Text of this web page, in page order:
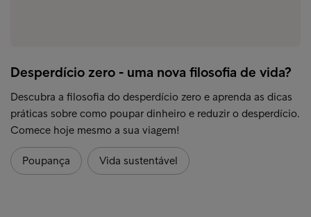
Desperdício zero - uma nova filosofia de vida?
Descubra a filosofia do desperdício zero e aprenda as dicas
práticas sobre como poupar dinheiro e reduzir o desperdício.
Comece hoje mesmo a sua viagem!
Poupança Vida sustentável